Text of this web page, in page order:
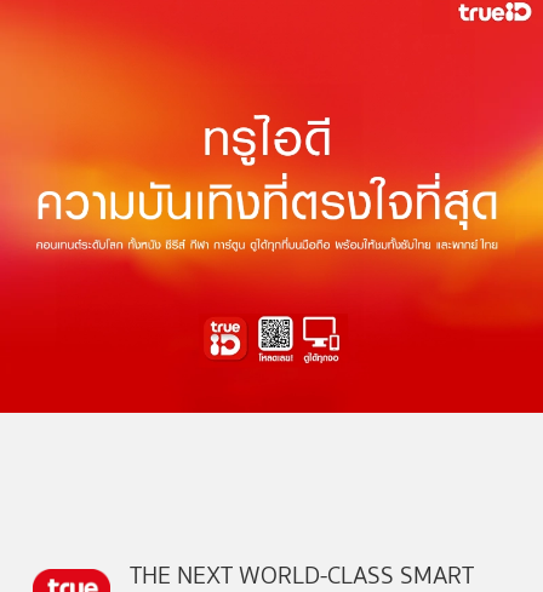
THE NEXT WORLD-CLASS SMART